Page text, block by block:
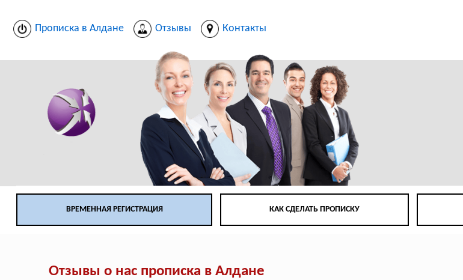
Прописка в Алдане Отзывы Контакты
ВРЕМЕННАЯ РЕГИСТРАЦИЯ КАК СДЕЛАТЬ ПРОПИСКУ
Отзывы о нас прописка в Алдане